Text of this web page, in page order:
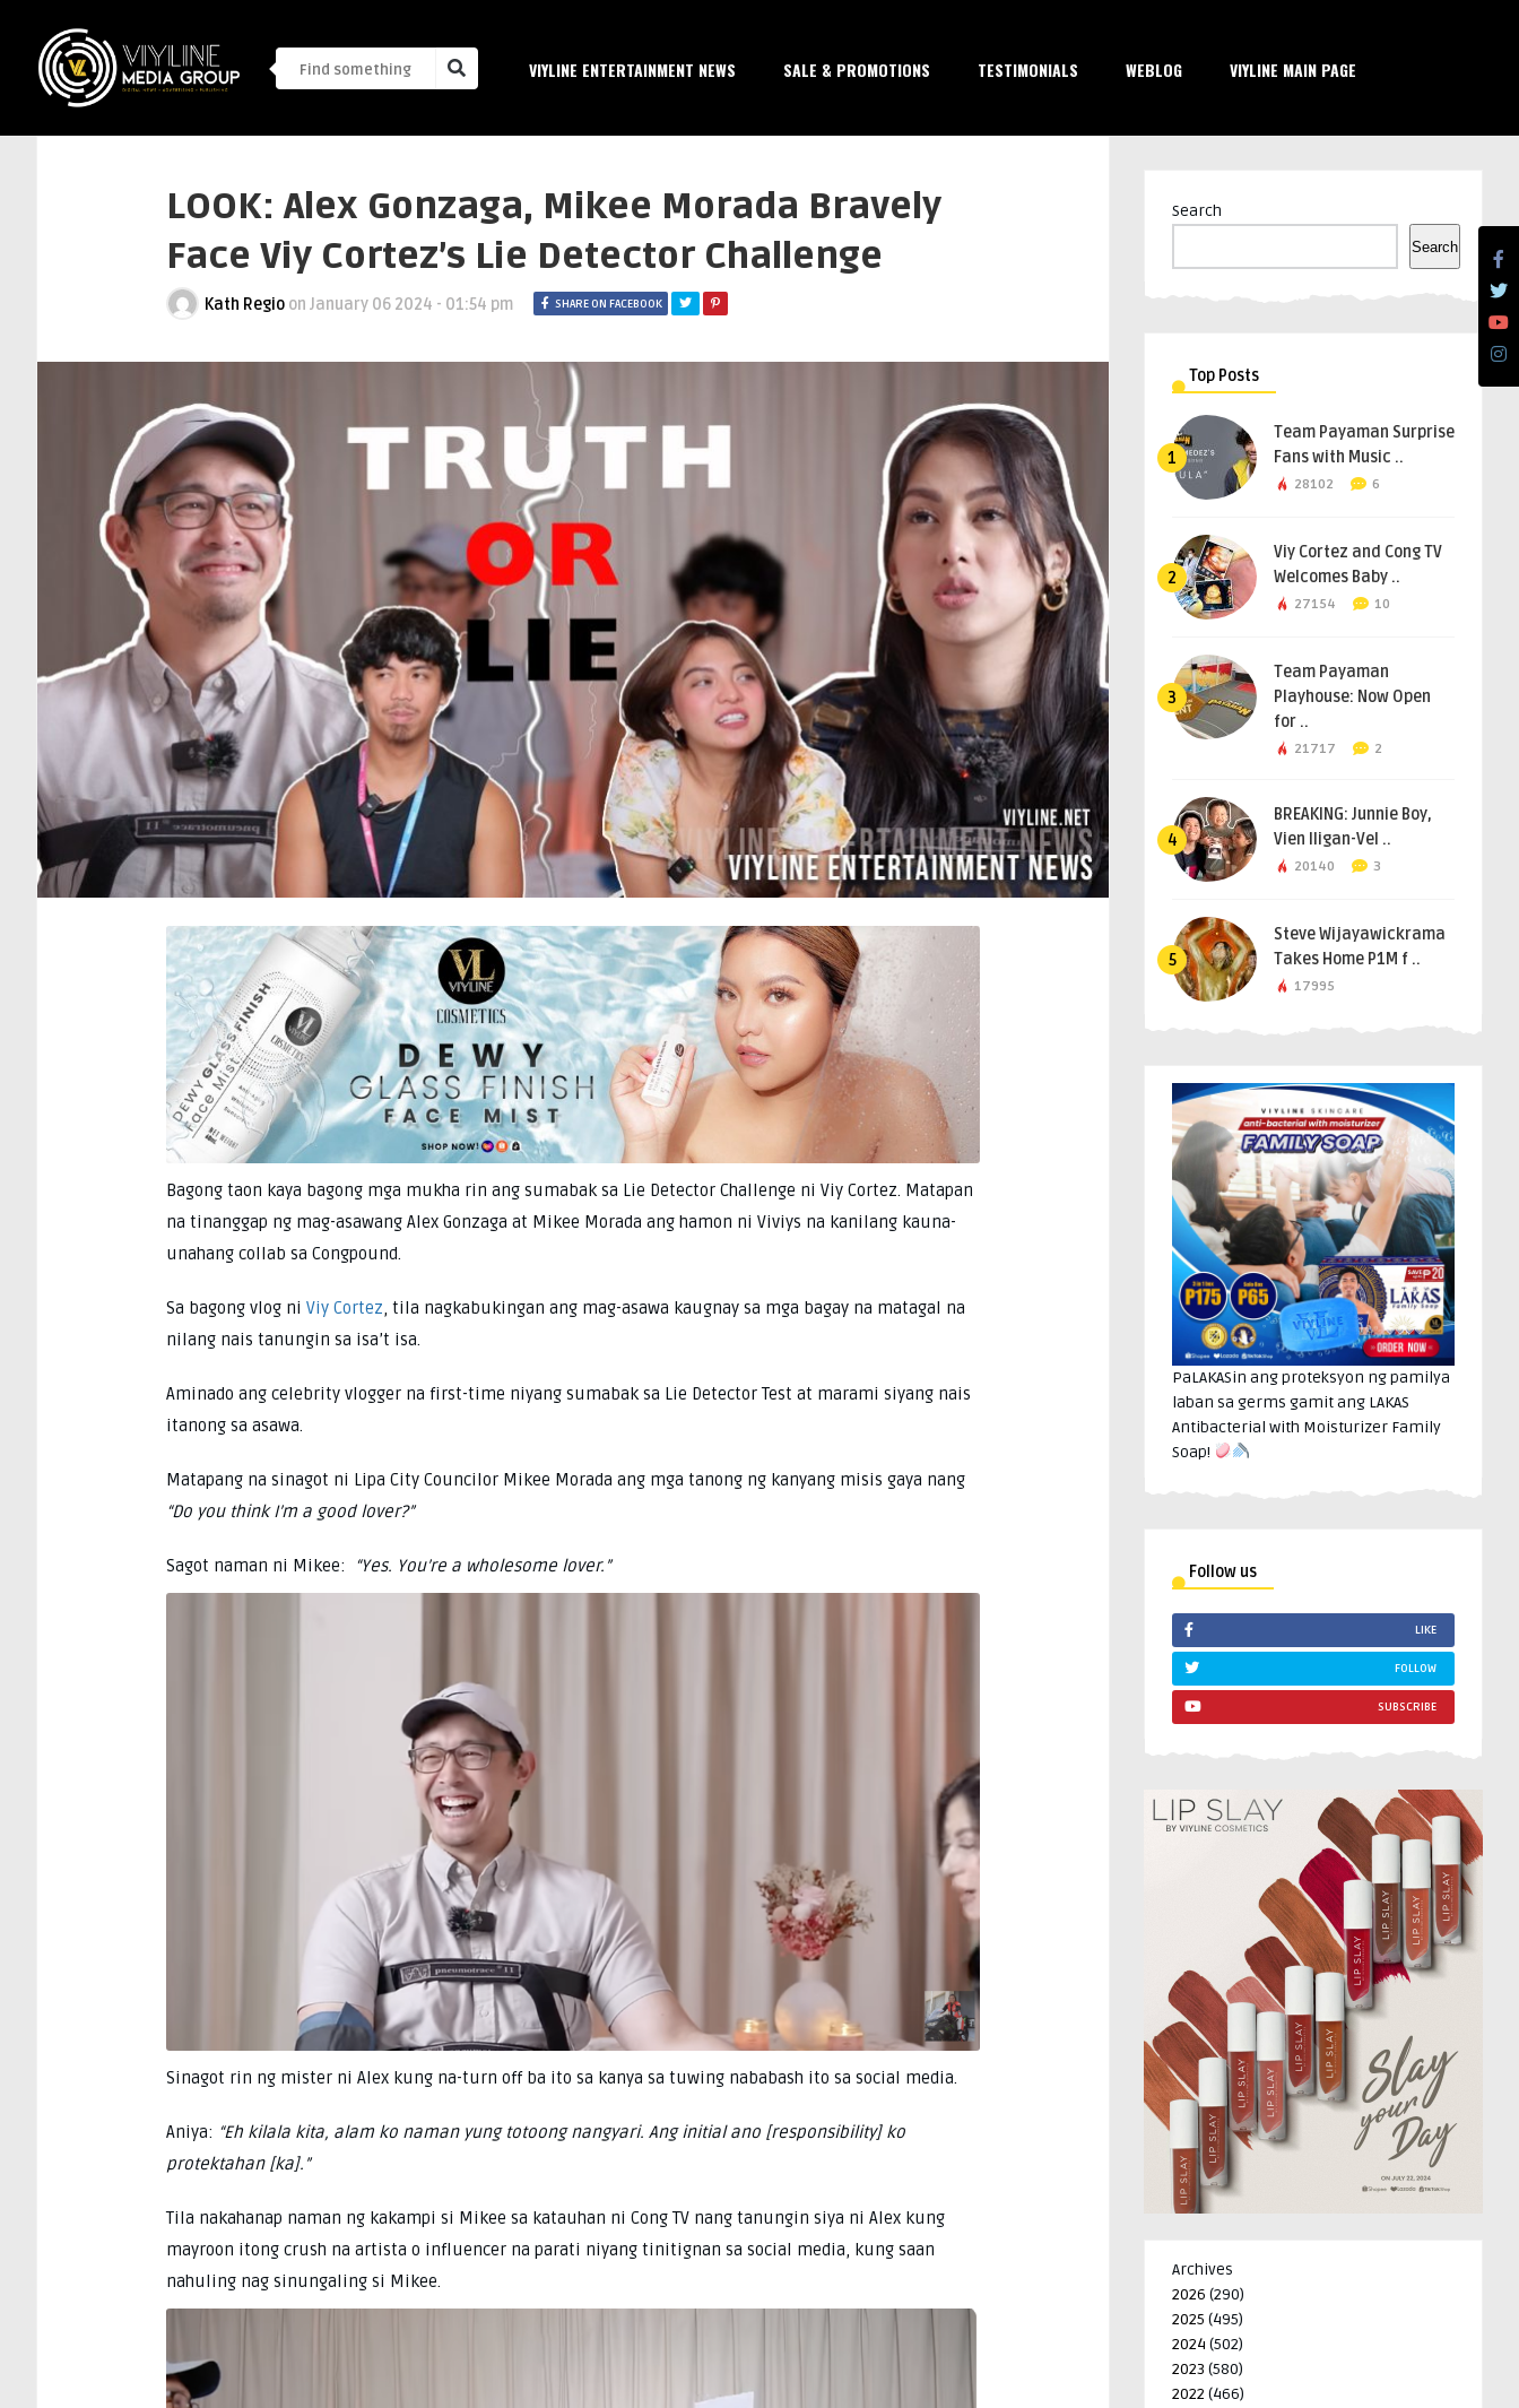
VIYLINE ENTERTAINMENT NEWS SALE & PROMOTIONS TESTIMONIALS WEBLOG VIYLINE MAIN PAGE
LOOK: Alex Gonzaga, Mikee Morada Bravely
Face Viy Cortez’s Lie Detector Challenge
Kath Regio on January 06 2024 - 01:54 pm SHARE ON FACEBOOK
Bagong taon kaya bagong mga mukha rin ang sumabak sa Lie Detector Challenge ni Viy Cortez. Matapan
na tinanggap ng mag-asawang Alex Gonzaga at Mikee Morada ang hamon ni Viviys na kanilang kauna-
unahang collab sa Congpound.
Sa bagong vlog ni Viy Cortez, tila nagkabukingan ang mag-asawa kaugnay sa mga bagay na matagal na
nilang nais tanungin sa isa’t isa.
Aminado ang celebrity vlogger na first-time niyang sumabak sa Lie Detector Test at marami siyang nais
itanong sa asawa.
Matapang na sinagot ni Lipa City Councilor Mikee Morada ang mga tanong ng kanyang misis gaya nang
“Do you think I’m a good lover?”
Sagot naman ni Mikee: “Yes. You’re a wholesome lover.”
Sinagot rin ng mister ni Alex kung na-turn off ba ito sa kanya sa tuwing nababash ito sa social media.
Aniya: “Eh kilala kita, alam ko naman yung totoong nangyari. Ang initial ano [responsibility] ko
protektahan [ka].”
Tila nakahanap naman ng kakampi si Mikee sa katauhan ni Cong TV nang tanungin siya ni Alex kung
mayroon itong crush na artista o influencer na parati niyang tinitignan sa social media, kung saan
nahuling nag sinungaling si Mikee.
Search
Search
Top Posts
1
Team Payaman Surprise
Fans with Music ..
28102 6
2
Viy Cortez and Cong TV
Welcomes Baby ..
27154 10
3
Team Payaman
Playhouse: Now Open
for ..
21717 2
4
BREAKING: Junnie Boy,
Vien Iligan-Vel ..
20140 3
5
Steve Wijayawickrama
Takes Home P1M f ..
17995
PaLAKASin ang proteksyon ng pamilya
laban sa germs gamit ang LAKAS
Antibacterial with Moisturizer Family
Soap!
Follow us
LIKE
FOLLOW
SUBSCRIBE
Archives
2026 (290)
2025 (495)
2024 (502)
2023 (580)
2022 (466)